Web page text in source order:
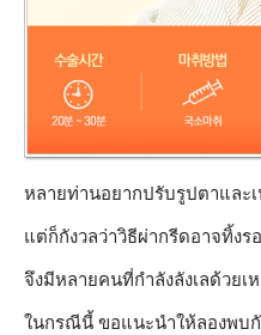
หลายท่านอยากปรับรูปตาแล
แต่ก็กังวลว่าวิธีผ่ากรีดอาจทิ้ง
จึงมีหลายคนที่กำลังลังเลด้วยเ
ในกรณีนี้ ขอแนะนำให้ลองพบ